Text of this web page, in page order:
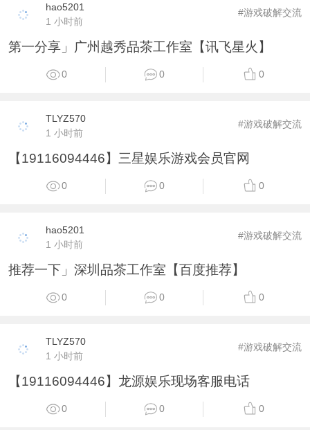
hao5201
1 小时前
#游戏破解交流
第一分享」广州越秀品茶工作室【讯飞星火】
0 0 0
TLYZ570
1 小时前
#游戏破解交流
【19116094446】三星娱乐游戏会员官网
0 0 0
hao5201
1 小时前
#游戏破解交流
推荐一下」深圳品茶工作室【百度推荐】
0 0 0
TLYZ570
1 小时前
#游戏破解交流
【19116094446】龙源娱乐现场客服电话
0 0 0